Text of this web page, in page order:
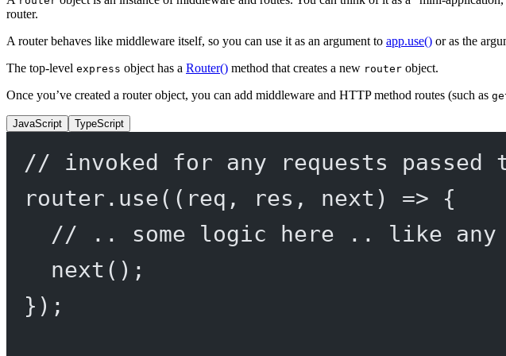
router.
A router behaves like middleware itself, so you can use it as an argument to app.use() or as the
The top-level express object has a Router() method that creates a new router object.
Once you’ve created a router object, you can add middleware and HTTP method routes (such as
JavaScript TypeScript
// invoked for any requests
router. use(( req , res , next ) => {
// .. some logic here .. like any
next ();
});